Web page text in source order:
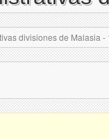
divisiones de Malasia -